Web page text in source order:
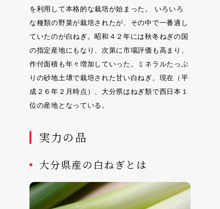
を利用して本格的な栽培が始まった。 いろいろ
な種類の野菜が栽培されたが、その中で一番適し
ていたのが白ねぎ。昭和４２年には秋冬ねぎの国
の指定産地にもなり、次第に市場評価も高まり、
作付面積も年々増加していった。ミネラルたっぷ
りの砂地土壌で栽培された甘い白ねぎ。現在（平
成２６年２月時点）、大分県はねぎ類で西日本１
位の産地となっている。
実力の品
大分県産の白ねぎとは